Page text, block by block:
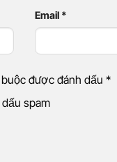
Email *
được đánh dấu *
spam